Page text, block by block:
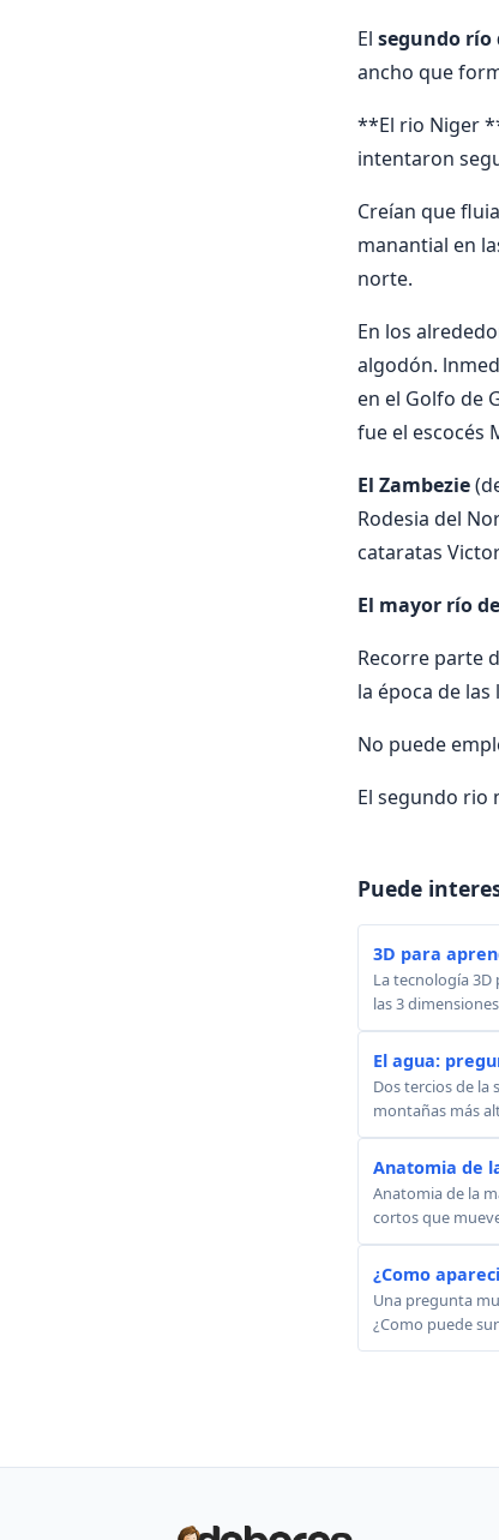
El segundo río
ancho que
**El rio Niger
intentaron
Creían que
manantial en
norte.
En los
algodón.
en el Golfo de
fue el escocés
El Zambezie
Rodesia del
cataratas
El mayor río
Recorre parte
la época de las
No puede
El segundo rio
Puede
3D para
La tecnología
las 3
El agua:
Dos tercios de la
montañas más
Anatomia de
Anatomia de la
cortos que
¿Como
Una pregunta
¿Como puede